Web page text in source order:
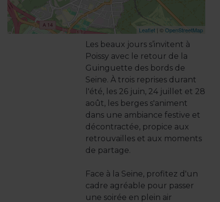
Leaflet | ©OpenStreetMap
Les beaux jours s’invitent à
Poissy avec le retour de la
Guinguette des bords de
Seine. À trois reprises durant
l'été, les 26 juin, 24 juillet et 28
août, les berges s'animent
dans une ambiance festive et
décontractée, propice aux
retrouvailles et aux moments
de partage.
Face à la Seine, profitez d'un
cadre agréable pour passer
une soirée en plein air